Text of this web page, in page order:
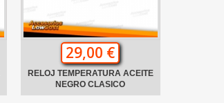
29,00 €
RELOJ TEMPERATURA ACEITE
NEGRO CLASICO